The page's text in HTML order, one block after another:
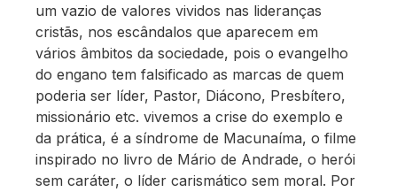
um vazio de valores vividos nas lideranças
cristãs, nos escândalos que aparecem em
vários âmbitos da sociedade, pois o evangelho
do engano tem falsificado as marcas de quem
poderia ser líder, Pastor, Diácono, Presbítero,
missionário etc. vivemos a crise do exemplo e
da prática, é a síndrome de Macunaíma, o filme
inspirado no livro de Mário de Andrade, o herói
sem caráter, o líder carismático sem moral. Por